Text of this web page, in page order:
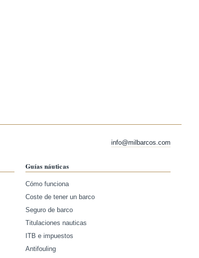
info@milbarcos.com
Guías náuticas
Cómo funciona
Coste de tener un barco
Seguro de barco
Titulaciones nauticas
ITB e impuestos
Antifouling